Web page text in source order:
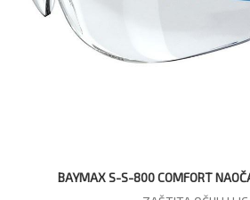
BAYMAX S-S-800 COMFORT